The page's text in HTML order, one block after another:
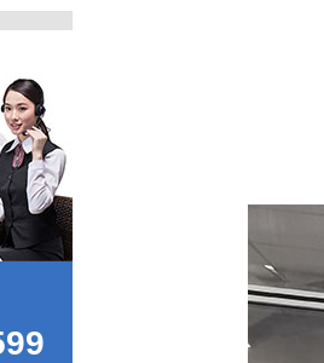
结构